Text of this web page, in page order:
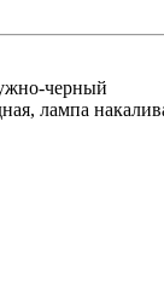
черный
лампа